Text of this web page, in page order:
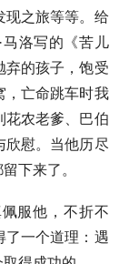
现之旅等等。给
洛写的《苦儿
弃的孩子，饱受
，亡命跳车时我
花农老爹、巴伯
欣慰。当他历尽
下来了。
服他，不折不
了一个道理：遇